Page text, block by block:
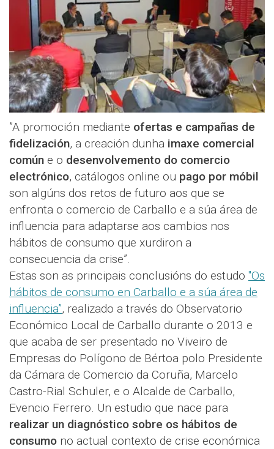
”A promoción mediante ofertas e campañas de
fidelización, a creación dunha imaxe comercial
común e o desenvolvemento do comercio
electrónico, catálogos online ou pago por móbil
son algúns dos retos de futuro aos que se
enfronta o comercio de Carballo e a súa área de
influencia para adaptarse aos cambios nos
hábitos de consumo que xurdiron a
consecuencia da crise”.
Estas son as principais conclusións do estudo "Os
hábitos de consumo en Carballo e a súa área de
influencia”, realizado a través do Observatorio
Económico Local de Carballo durante o 2013 e
que acaba de ser presentado no Viveiro de
Empresas do Polígono de Bértoa polo Presidente
da Cámara de Comercio da Coruña, Marcelo
Castro-Rial Schuler, e o Alcalde de Carballo,
Evencio Ferrero. Un estudio que nace para
realizar un diagnóstico sobre os hábitos de
consumo no actual contexto de crise económica